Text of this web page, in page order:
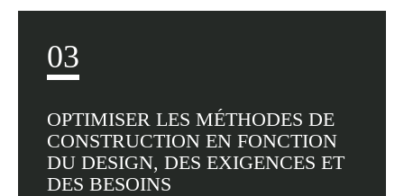
03
OPTIMISER LES MÉTHODES DE
CONSTRUCTION EN FONCTION
DU DESIGN, DES EXIGENCES ET
DES BESOINS